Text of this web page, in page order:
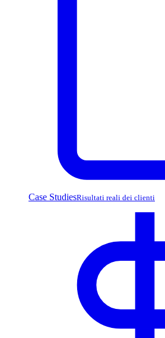
Case StudiesRisultati reali dei clienti